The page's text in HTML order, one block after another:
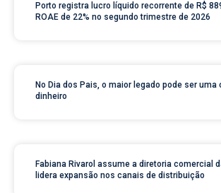
Porto registra lucro líquido recorrente de R$
ROAE de 22% no segundo trimestre de 2026
No Dia dos Pais, o maior legado pode ser uma
dinheiro
Fabiana Rivarol assume a diretoria comercial
lidera expansão nos canais de distribuição